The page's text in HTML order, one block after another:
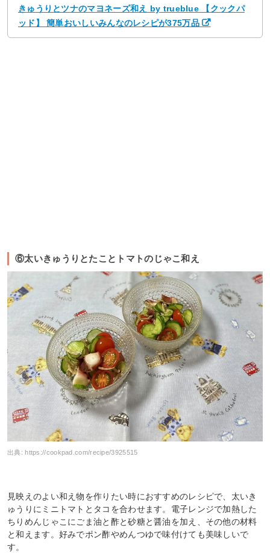
きゅうりとツナのマヨネーズ和え by trueblue 【クックパ
ッド】 簡単おいしいみんなのレシピが375万品
⑥太いきゅうりとたことトマトのじゃこ和え
出典: https://cookpad.com/recipe/3925515
見映えのよい和え物を作りたい時におすすめのレシピで、太いき
ゅうりにミニトマトとタコを合わせます。電子レンジで加熱した
ちりめんじゃこにごま油と酢と砂糖と醤油を加え、その他の材料
と和えます。好みでポン酢やめんつゆで味付けても美味しいで
す。